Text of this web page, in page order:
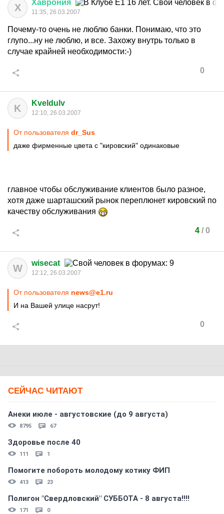
Х Хаврония
11:35, 26.03.2007
Почему-то очень не люблю банки. Понимаю, что это
глупо...ну не люблю, и все. Захожу внутрь только в
случае крайней необходимости:-)
0
K Kveldulv
12:10, 26.03.2007
От пользователя dr_Sus
даже фирменные цвета с "кировский" одинаковые
главное чтобы обслуживание клиентов было разное,
хотя даже шарташский рынок переплюнет кировский по
качеству обслуживания
4/ 0
W wisecat
12:12, 26.03.2007
От пользователя news@e1.ru
И на Вашей улице насрут!
0
СЕЙЧАС ЧИТАЮТ
Анеки июле - августовские (до 9 августа)
8795 67
Здоровье после 40
111 1
Помогите побороть молодому котику ФИП
413 23
Полигон "Свердловский" СУББОТА - 8 августа!!!!
171 0